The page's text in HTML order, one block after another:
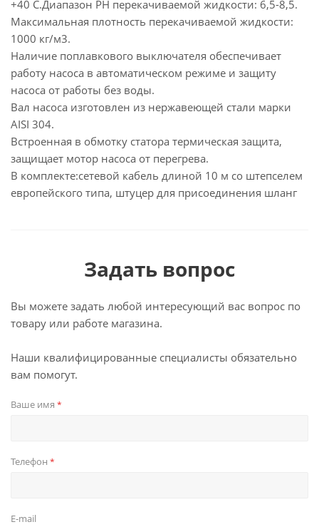
+40 С.Диапазон РН перекачиваемой жидкости: 6,5-8,5.
Максимальная плотность перекачиваемой жидкости:
1000 кг/м3.
Наличие поплавкового выключателя обеспечивает
работу насоса в автоматическом режиме и защиту
насоса от работы без воды.
Вал насоса изготовлен из нержавеющей стали марки
AISI 304.
Встроенная в обмотку статора термическая защита,
защищает мотор насоса от перегрева.
В комплекте:сетевой кабель длиной 10 м со штепселем
европейского типа, штуцер для присоединения шланг
Задать вопрос
Вы можете задать любой интересующий вас вопрос по
товару или работе магазина.
Наши квалифицированные специалисты обязательно
вам помогут.
Ваше имя *
Телефон *
E-mail